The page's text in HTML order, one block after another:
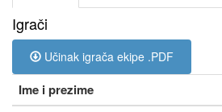
Igrači
Učinak igrača ekipe .PDF
Ime i prezime